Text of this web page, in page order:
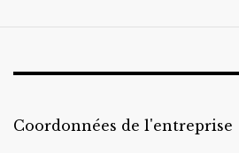
Coordonnées de l'entreprise